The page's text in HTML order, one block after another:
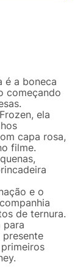
é a boneca
começando
ela
capa rosa,
filme.
e o
de ternura.
para
presente